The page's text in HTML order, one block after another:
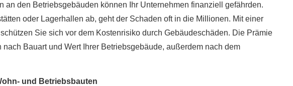
an den Betriebsgebäuden können Ihr Unternehmen finanziell gefährden.
oder Lagerhallen ab, geht der Schaden oft in die Millionen. Mit einer
Sie sich vor dem Kostenrisiko durch Gebäudeschäden. Die Prämie
Bauart und Wert Ihrer Betriebsgebäude, außerdem nach dem
und Betriebsbauten